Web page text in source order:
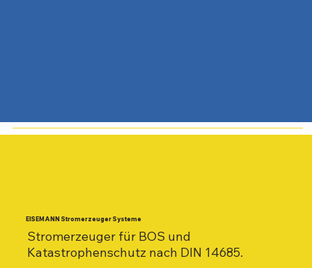
Stromerzeuger für BOS und
Katastrophenschutz nach DIN 14685.
EISEMANN Stromerzeuger Systeme